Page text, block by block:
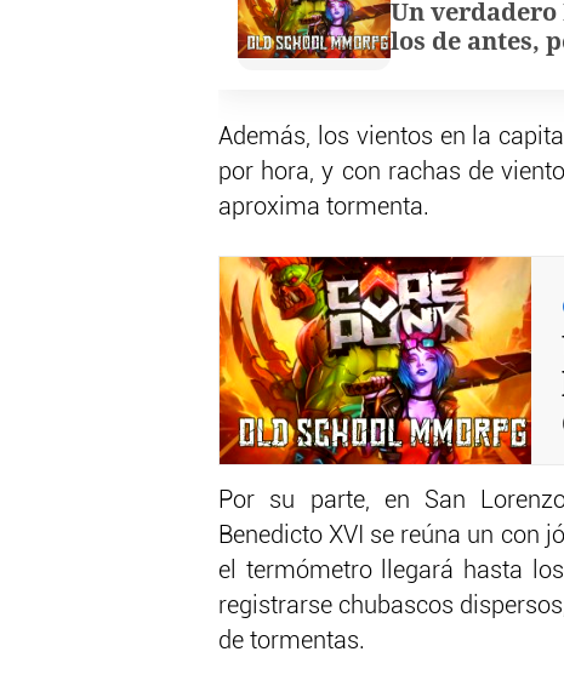
Un verdadero
los de antes,
Además, los vientos en la
por hora, y con rachas de
aproxima tormenta.
Por su parte, en San
Benedicto XVI se reúna un con
el termómetro llegará hasta
registrarse chubascos
de tormentas.